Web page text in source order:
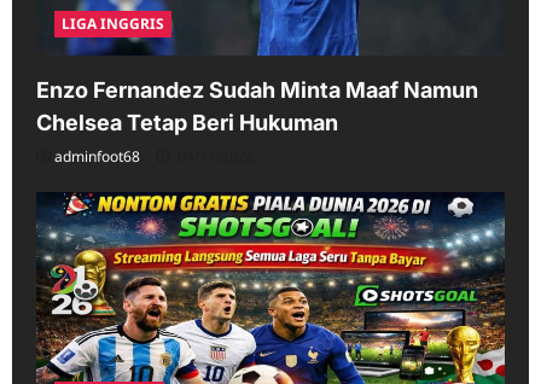
LIGA INGGRIS
Enzo Fernandez Sudah Minta Maaf Namun
Chelsea Tetap Beri Hukuman
adminfoot68